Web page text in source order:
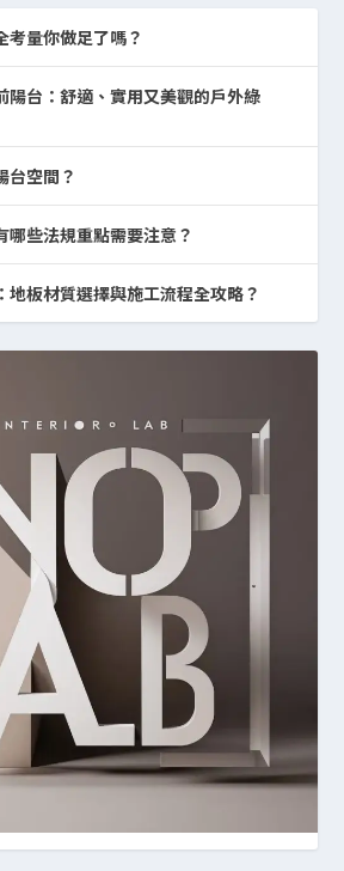
考量你做足了嗎？
陽台：舒適、實用又美觀的戶外綠
台空間？
哪些法規重點需要注意？
地板材質選擇與施工流程全攻略？